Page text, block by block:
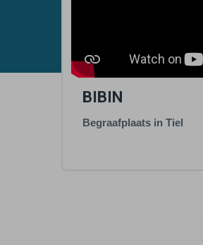
BIBIN
Begraafplaats in Tiel